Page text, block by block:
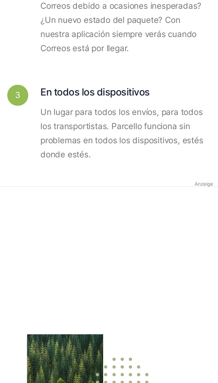
Correos debido a ocasiones inesperadas?
¿Un nuevo estado del paquete? Con
nuestra aplicación siempre verás cuando
Correos está por llegar.
3 En todos los dispositivos
Un lugar para todos los envíos, para todos
los transportistas. Parcello funciona sin
problemas en todos los dispositivos, estés
donde estés.
Anzeige